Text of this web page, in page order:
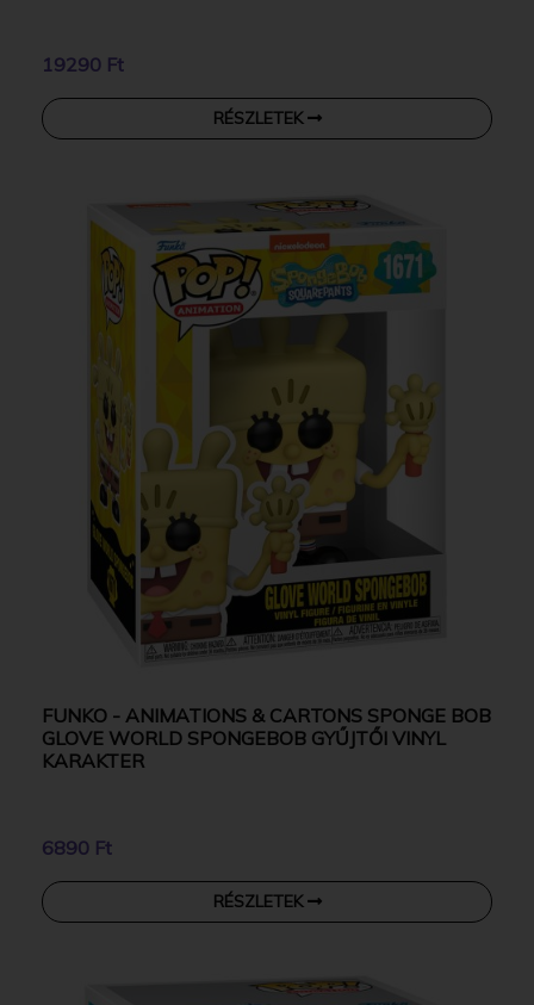
19290 Ft
RÉSZLETEK
FUNKO - ANIMATIONS & CARTONS SPONGE BOB
GLOVE WORLD SPONGEBOB GYŰJTŐI VINYL
KARAKTER
6890 Ft
RÉSZLETEK